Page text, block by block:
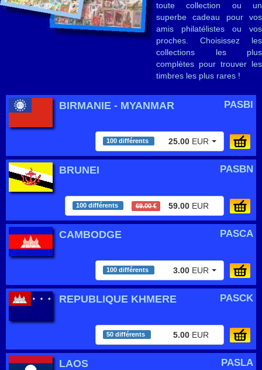
toute collection ou un
superbe cadeau pour vos
amis philatélistes ou vos
proches. Choisissez les
collections les plus
complètes pour trouver les
timbres les plus rares !
PASBI
BIRMANIE - MYANMAR
100 différents 25.00 EUR
PASBN
BRUNEI
100 différents 69.00 € 59.00 EUR
PASCA
CAMBODGE
100 différents 3.00 EUR
PASCK
REPUBLIQUE KHMERE
50 différents 5.00 EUR
PASLA
LAOS